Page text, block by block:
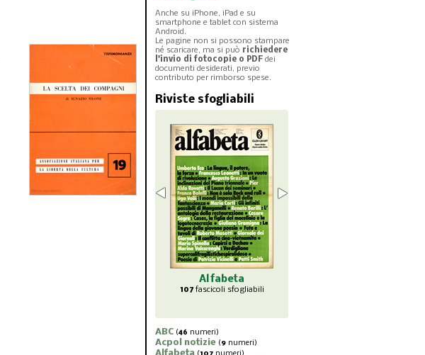
Anche su iPhone, iPad e su
smartphone e tablet con sistema
Android.
Le pagine non si possono stampare
né scaricare, ma si può richiedere
l'invio di fotocopie o PDF dei
documenti desiderati, previo
contributo per rimborso spese.
Riviste sfogliabili
Almanacco del
1fascicoli sfogliabili
ABC (46 numeri)
Acpol notizie (9 numeri)